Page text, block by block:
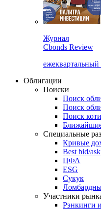
Журнал
Cbonds Review
Облигации
Поиски
Поиск
Поиск
Поиск
Специальные
Кривые
Best bid/ask
ЦФА
ESG
Сукук
Участники
Рэнкинги